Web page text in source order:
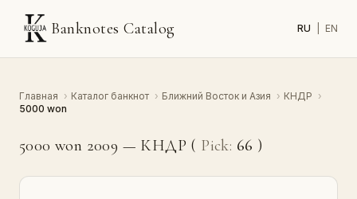
Banknotes Catalog RU EN
Главная › Каталог банкнот › Ближний Восток и Азия › КНДР ›
5000 won
5000 won 2009 — КНДР ( Pick: 66 )